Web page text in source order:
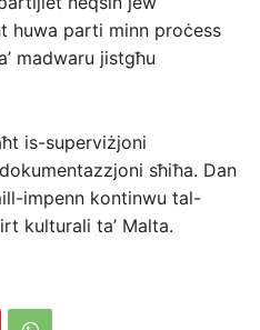
huwa parti minn proċess
madwaru jistgħu
is-superviżjoni
sħiħa. Dan
impenn kontinwu tal-
kulturali ta’ Malta.